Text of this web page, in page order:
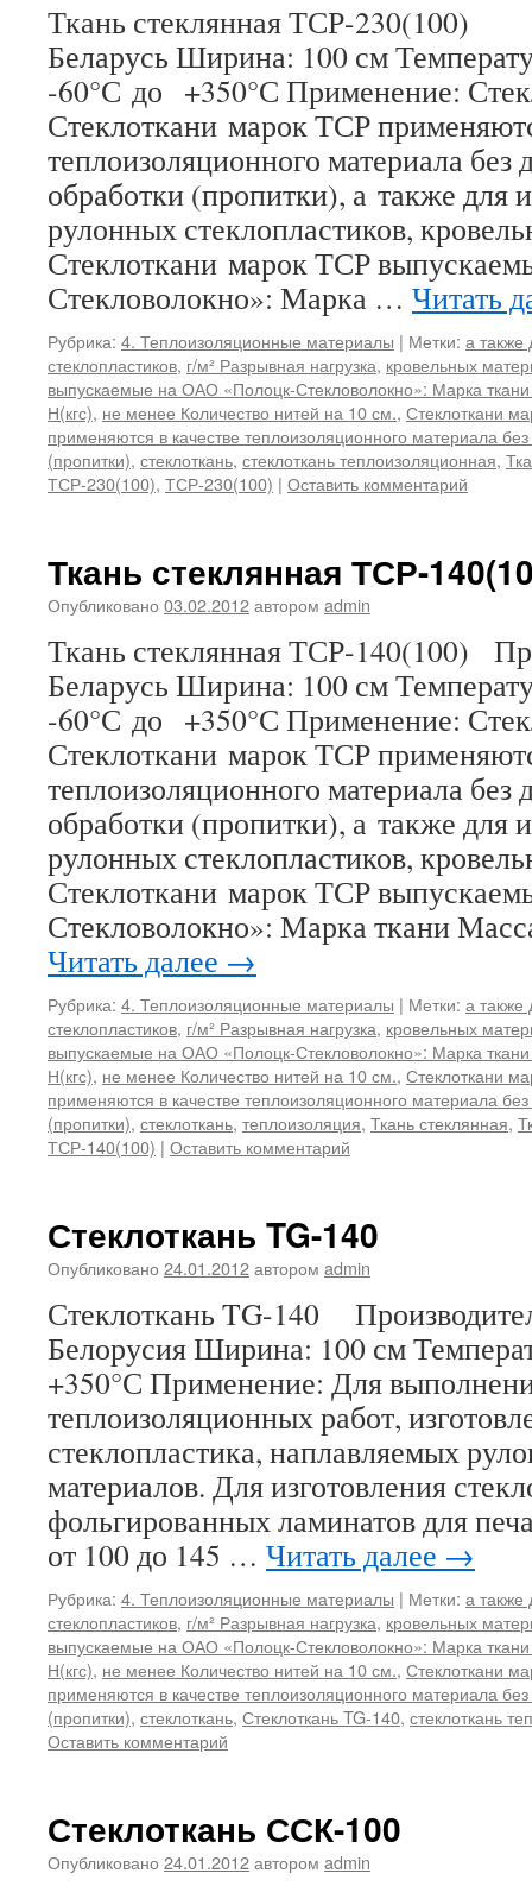
Ткань стеклянная ТСР-230(100)
Беларусь Ширина: 100 см
-60°С до +350°С Применение:
Стеклоткани марок ТСР
теплоизоляционного материала без
обработки (пропитки), а также для
рулонных стеклопластиков,
Стеклоткани марок ТСР
Стекловолокно»: Марка … Читать
Рубрика: 4. Теплоизоляционные материалы | Метки: а также
стеклопластиков, г/м² Разрывная нагрузка, кровельных
выпускаемые на ОАО «Полоцк-Стекловолокно»: Марка
Н(кгс), не менее Количество нитей на 10 см., Стеклоткани
применяются в качестве теплоизоляционного материала
(пропитки), стеклоткань, стеклоткань теплоизоляционная,
ТСР-230(100), ТСР-230(100) | Оставить комментарий
Ткань стеклянная ТСР-
Опубликовано 03.02.2012автором admin
Ткань стеклянная ТСР-140(100)
Беларусь Ширина: 100 см
-60°С до +350°С Применение:
Стеклоткани марок ТСР
теплоизоляционного материала без
обработки (пропитки), а также для
рулонных стеклопластиков,
Стеклоткани марок ТСР
Стекловолокно»: Марка ткани
Читать далее →
Рубрика: 4. Теплоизоляционные материалы | Метки: а также
стеклопластиков, г/м² Разрывная нагрузка, кровельных
выпускаемые на ОАО «Полоцк-Стекловолокно»: Марка
Н(кгс), не менее Количество нитей на 10 см., Стеклоткани
применяются в качестве теплоизоляционного материала
(пропитки), стеклоткань, теплоизоляция, Ткань стеклянная,
ТСР-140(100) | Оставить комментарий
Стеклоткань TG-140
Опубликовано 24.01.2012автором admin
Стеклоткань TG-140
Белорусия Ширина: 100 см
+350°С Применение: Для
теплоизоляционных работ,
стеклопластика, наплавляемых
материалов. Для изготовления
фольгированных ламинатов для
от 100 до 145 … Читать далее →
Рубрика: 4. Теплоизоляционные материалы | Метки: а также
стеклопластиков, г/м² Разрывная нагрузка, кровельных
выпускаемые на ОАО «Полоцк-Стекловолокно»: Марка
Н(кгс), не менее Количество нитей на 10 см., Стеклоткани
применяются в качестве теплоизоляционного материала
(пропитки), стеклоткань, Стеклоткань TG-140, стеклоткань
Оставить комментарий
Стеклоткань ССК-100
Опубликовано 24.01.2012автором admin